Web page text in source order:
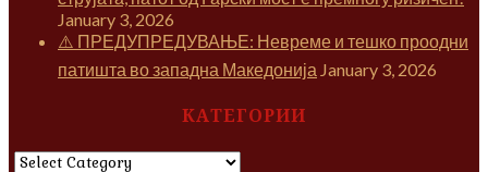
January 3, 2026
⚠️ ПРЕДУПРЕДУВАЊЕ: Невреме и тешко проодни
патишта во западна Македонија January 3, 2026
КАТЕГОРИИ
КАТЕГОРИИ